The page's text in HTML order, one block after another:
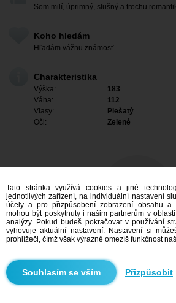
Som milí, úprimný, slušný a trochu
Koho hledám
Hľadám vážnu známosť.
Charakteristika
Výška:
183
Váha:
112
Vlasy:
Plešatý
Oči:
Zelené
Mám zájem
Vyhledávání
Tato stránka využívá cookies a jiné
jednotlivých zařízení, na individuální nastavení
účely a pro přizpůsobení zobrazení obsahu a
mohou být poskytnuty i našim partnerům v
analýzy. Pokud budeš pokračovat v používání
vyhovuje aktuální nastavení. Nastavení si
prohlížeči, čímž však výrazně omezíš funkčnost
Přizpůsobit